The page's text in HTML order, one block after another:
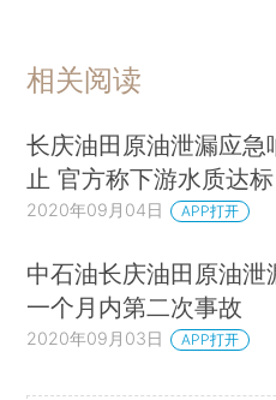
相关阅读
长庆油田原油泄漏应急
止 官方称下游水质达标
2020年09月04日 APP打开
中石油长庆油田原油泄
一个月内第二次事故
2020年09月03日 APP打开